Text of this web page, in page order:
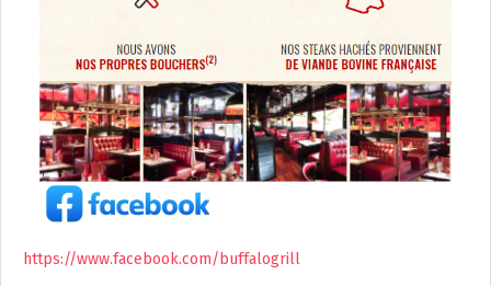
https://www.facebook.com/buffalogrill